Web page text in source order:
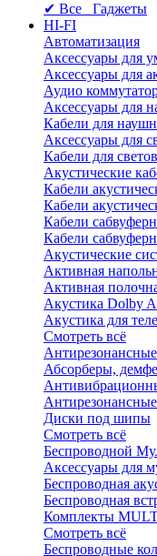
✔ Все Гаджеты
HI-FI
Автоматизация
Аксессуары для
Аксессуары для
Аудио
Аксессуары для
Кабели для
Аксессуары для
Кабели для
Акустические
Кабели
Кабели
Кабели
Кабели
Акустические
Активная
Активная
Акустика Dolby
Акустика для
Смотреть всё
Антирезонансные
Абсорберы,
Диски под шипы
Смотреть всё
Беспроводной
Аксессуары для
Беспроводная
Беспроводная
Комплекты
Смотреть всё
Беспроводные